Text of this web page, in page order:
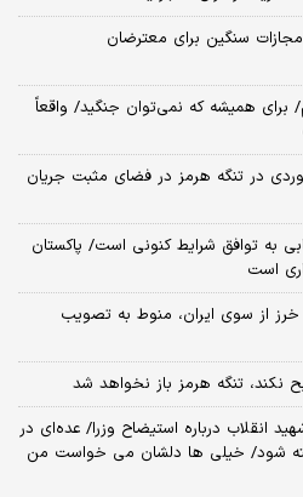
سنگین برای معترضان
همیشه که نمی‌توان جنگید/ واقعاً
در تنگه هرمز در فضای مثبت جریان
به توافق شرایط کنونی است/ پاکستان
است
از سوی ایران، منوط به تصویب
نکند، تنگه هرمز باز نخواهد شد
انقلاب درباره استیضاح وزرا/ عده‌ای در
شود/ خیلی ها دلشان می خواست من